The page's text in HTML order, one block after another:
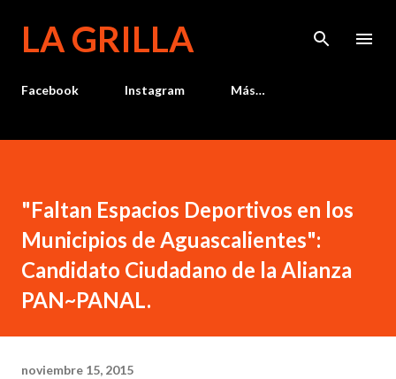
LA GRILLA
Facebook Instagram Más…
"Faltan Espacios Deportivos en los
Municipios de Aguascalientes":
Candidato Ciudadano de la Alianza
PAN~PANAL.
noviembre 15, 2015